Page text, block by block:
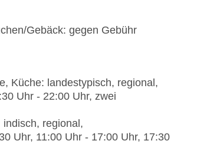
Gebäck: gegen Gebühr
Küche: landestypisch, regional,
Uhr - 22:00 Uhr, zwei
indisch, regional,
Uhr, 11:00 Uhr - 17:00 Uhr, 17:30